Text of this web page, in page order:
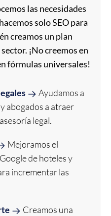
las necesidades
solo SEO para
creamos un plan
¡No creemos en
fórmulas universales!
Ayudamos a
abogados a atraer
legal.
Mejoramos el
de hoteles y
incrementar las
Creamos una